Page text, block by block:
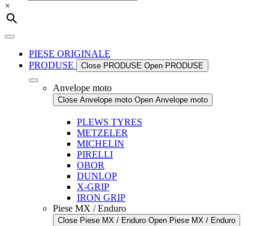
×
PIESE ORIGINALE
PRODUSE
Close PRODUSE Open PRODUSE
Anvelope moto
Close Anvelope moto Open Anvelope moto
PLEWS TYRES
METZELER
MICHELIN
PIRELLI
OBOR
DUNLOP
X-GRIP
IRON GRIP
Piese MX / Enduro
Close Piese MX / Enduro Open Piese MX / Enduro